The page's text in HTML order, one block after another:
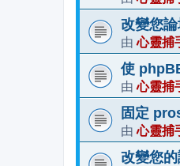
改變您
由心靈捕
使
由心靈捕
固定
由心靈捕
改變您